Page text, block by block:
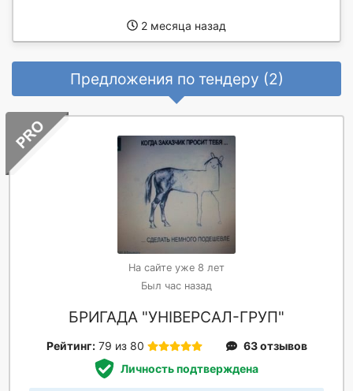
2 месяца назад
Предложения по тендеру (2)
На сайте уже 8 лет
Был час назад
БРИГАДА "УНІВЕРСАЛ-ГРУП"
Рейтинг: 79 из 80
63 отзывов
Личность подтверждена